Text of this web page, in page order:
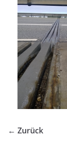
← Zurück